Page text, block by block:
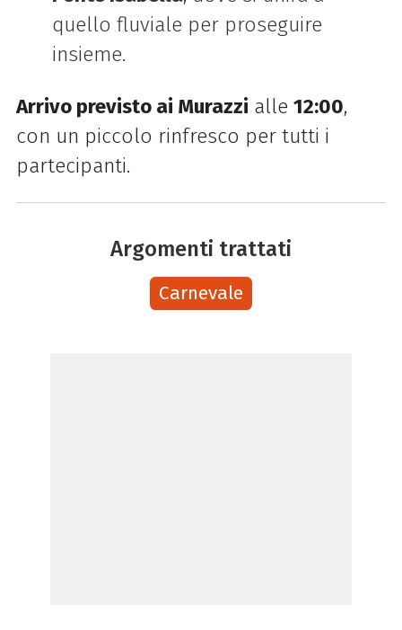
quello fluviale per proseguire
insieme.
Arrivo previsto ai Murazzi alle 12:00,
con un piccolo rinfresco per tutti i
partecipanti.
Argomenti trattati
Carnevale